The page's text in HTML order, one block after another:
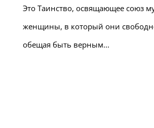
Это Таинство, освящающее союз
женщины, в который они
обещая быть верным...